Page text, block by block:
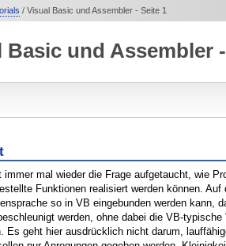
/ Visual Basic und Assembler - Seite 1
Basic und Assembler
immer mal wieder die Frage aufgetaucht, wie
Funktionen realisiert werden können.
so in VB eingebunden werden kann,
werden, ohne dabei die VB-
Es geht hier ausdrücklich nicht darum,